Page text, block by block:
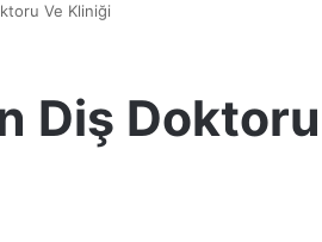
Ve Kliniği
Diş